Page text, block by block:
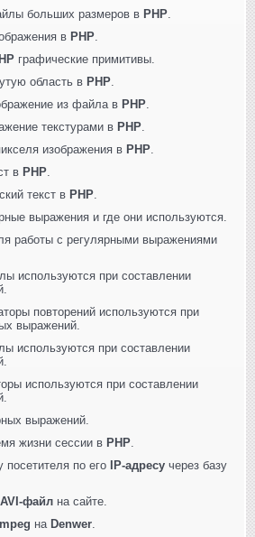
больших размеров в PHP.
в PHP.
графические примитивы.
область в PHP.
из файла в PHP.
текстурами в PHP.
изображения в PHP.
в PHP.
текст в PHP.
выражения и где они используются.
работы с регулярными выражениями
используются при составлении
повторений используются при
выражений.
используются при составлении
используются при составлении
выражений.
жизни сессии в PHP.
посетителя по его
IP-адресу через базу
AVI-файл на сайте.
на Denwer.